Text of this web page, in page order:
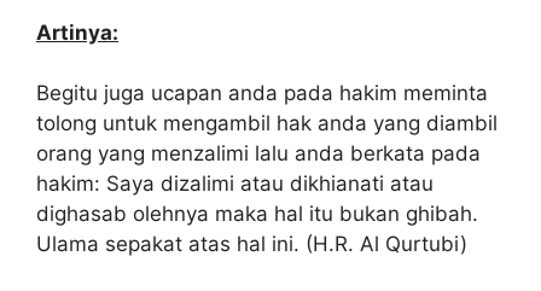
Artinya:
Begitu juga ucapan anda pada hakim meminta
tolong untuk mengambil hak anda yang diambil
orang yang menzalimi lalu anda berkata pada
hakim: Saya dizalimi atau dikhianati atau
dighasab olehnya maka hal itu bukan ghibah.
Ulama sepakat atas hal ini. (H.R. Al Qurtubi)